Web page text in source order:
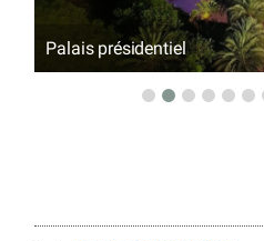
La circulation dakaroise